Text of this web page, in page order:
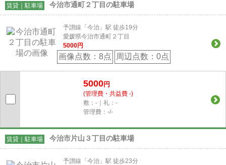
賃貸｜駐車場 今治市通町２丁目の駐車場
予讃線「今治」駅 徒歩19分
愛媛県今治市通町２丁目
5000円
画像点数： 8点 周辺点数： 0点
5000円
(管理費・共益費 -)
敷：-｜礼：-
管理費：-/-
賃貸｜駐車場 今治市片山３丁目の駐車場
予讃線「今治」駅 徒歩23分